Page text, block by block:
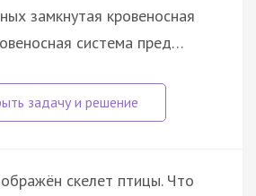
замкнутая кровеносная
система пред…
скелет птицы. Что